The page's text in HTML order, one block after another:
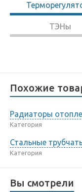
ТЭНы
Похожие
Радиаторы
Категория
Стальные
Категория
Вы смотрели